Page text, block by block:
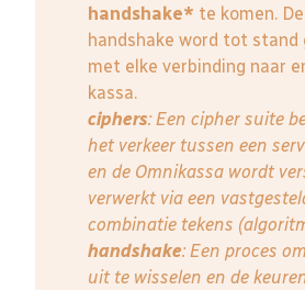
handshake* te komen.
handshake word tot stand
met elke verbinding naar
kassa.
ciphers: Een cipher suite
het verkeer tussen een
en de Omnikassa wordt
verwerkt via een
combinatie tekens
handshake: Een proces
uit te wisselen en de